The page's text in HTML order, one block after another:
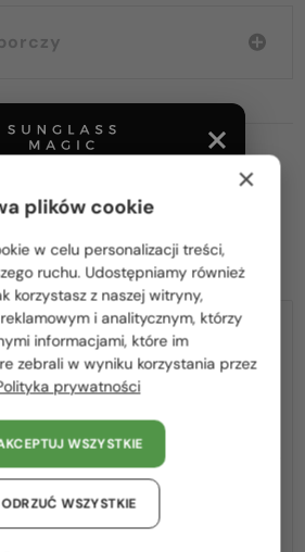
RÓWNIEŻ
2-4 DNI -20%
Givenchy—
GV40098U - 01A - 131
z listy odpowiedni dla Ciebie kraj:
/ PL
/ RO
/ HU
Arab Emirates / EN
/ AT
/ DE
×
plików cookie
w celu personalizacji treści,
ruchu. Udostępniamy również
korzystasz z naszej witryny,
i analitycznym, którzy
informacjami, które im
zebrali w wyniku korzystania przez
prywatności
WSZYSTKIE
ODRZUĆ WSZYSTKIE